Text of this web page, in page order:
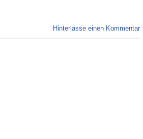
Hinterlasse einen Kommentar